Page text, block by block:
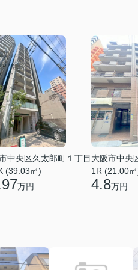
中央区久太郎町１丁目
(39.03㎡)
万円
大阪市中央
1R (21.00
4.8万円